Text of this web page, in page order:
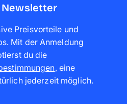
Newsletter
Preisvorteile und
Mit der Anmeldung
du die
, eine
jederzeit möglich.